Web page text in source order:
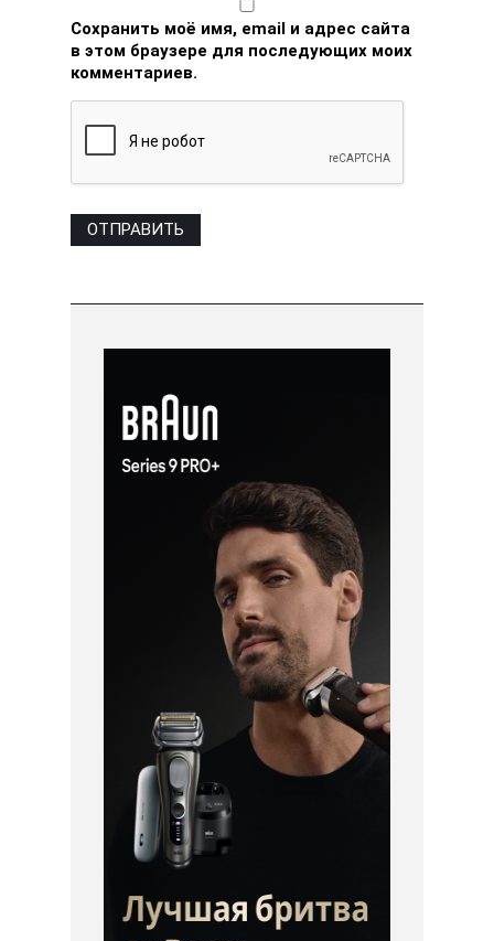
Сохранить моё имя, email и адрес сайта
в этом браузере для последующих моих
комментариев.